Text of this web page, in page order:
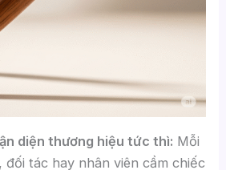
diện thương hiệu tức thì: Mỗi
đối tác hay nhân viên cầm chiếc